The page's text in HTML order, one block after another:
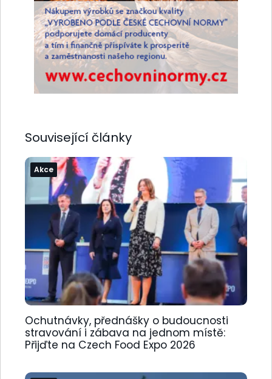
Související články
Akce
Ochutnávky, přednášky o budoucnosti
stravování i zábava na jednom místě:
Přijďte na Czech Food Expo 2026